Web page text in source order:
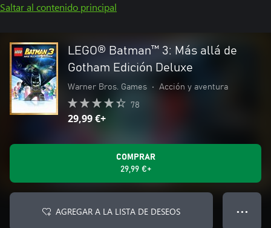
Saltar al contenido principal
LEGO® Batman™ 3: Más allá de
Gotham Edición Deluxe
Warner Bros. Games • Acción y aventura
78
29,99 €+
COMPRAR
29,99 €+
AGREGAR A LA LISTA DE DESEOS ● ● ●